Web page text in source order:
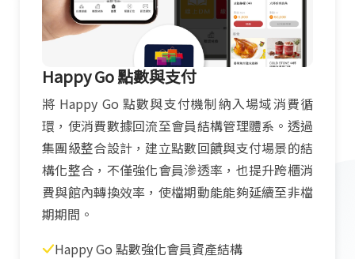
Happy Go 點數與支付
將 Happy Go 點數與支付機制納入場域消費循
環，使消費數據回流至會員結構管理體系。透過
集團級整合設計，建立點數回饋與支付場景的結
構化整合，不僅強化會員滲透率，也提升跨櫃消
費與館內轉換效率，使檔期動能能夠延續至非檔
期期間。
Happy Go 點數強化會員資產結構